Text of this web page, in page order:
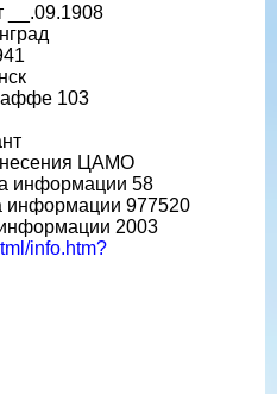
__.09.1908
103
ЦАМО
информации 58
информации 977520
2003
info.htm?